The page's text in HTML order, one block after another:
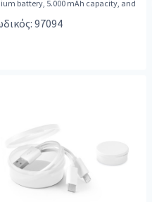
battery, 5.000 mAh capacity, and
97094